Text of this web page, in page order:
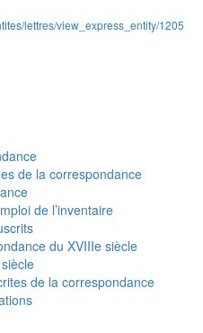
lettres/view_express_entity/1205
de la correspondance
de l’inventaire
du XVIIIe siècle
de la correspondance